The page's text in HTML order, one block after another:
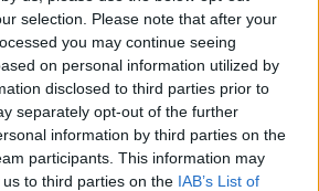
selection. Please note that after your
you may continue seeing
on personal information utilized by
disclosed to third parties prior to
separately opt-out of the further
information by third parties on the
participants. This information may
to third parties on the IAB’s List of